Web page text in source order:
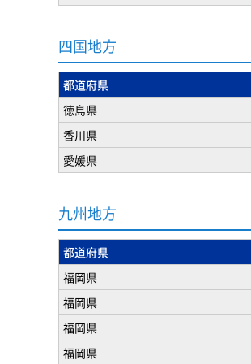
四国地方
都道府県
徳島県
香川県
愛媛県
九州地方
都道府県
福岡県
福岡県
福岡県
福岡県